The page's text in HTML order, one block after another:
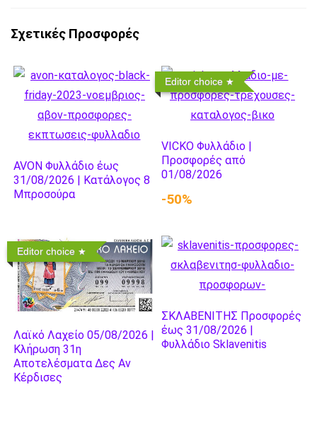
Σχετικές Προσφορές
AVON Φυλλάδιο έως
31/08/2026 | Κατάλογος 8
Μπροσούρα
Editor choice
VICKO Φυλλάδιο |
Προσφορές από
01/08/2026
-50%
Editor choice
Λαϊκό Λαχείο 05/08/2026 |
Κλήρωση 31η
Αποτελέσματα Δες Αν
Κέρδισες
ΣΚΛΑΒΕΝΙΤΗΣ Προσφορές
έως 31/08/2026 |
Φυλλάδιο Sklavenitis